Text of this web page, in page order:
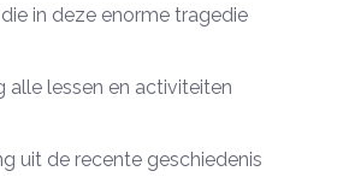
in deze enorme tragedie
alle lessen en activiteiten
uit de recente geschiedenis